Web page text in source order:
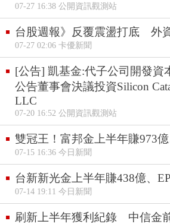
07-27 16:38 公開資訊觀測站
台股週報》反覆震盪打底 外
07-27 02:06 卡優新聞
[公告] 凱基金:代子公司開發資
公告董事會決議投資Silicon
LLC
07-20 16:52 公開資訊觀測站
雙冠王！富邦金上半年賺973億
07-15 16:36 今日新聞
台新新光金上半年賺438億、
07-14 19:11 今日新聞
刷新上半年獲利紀錄 中信金